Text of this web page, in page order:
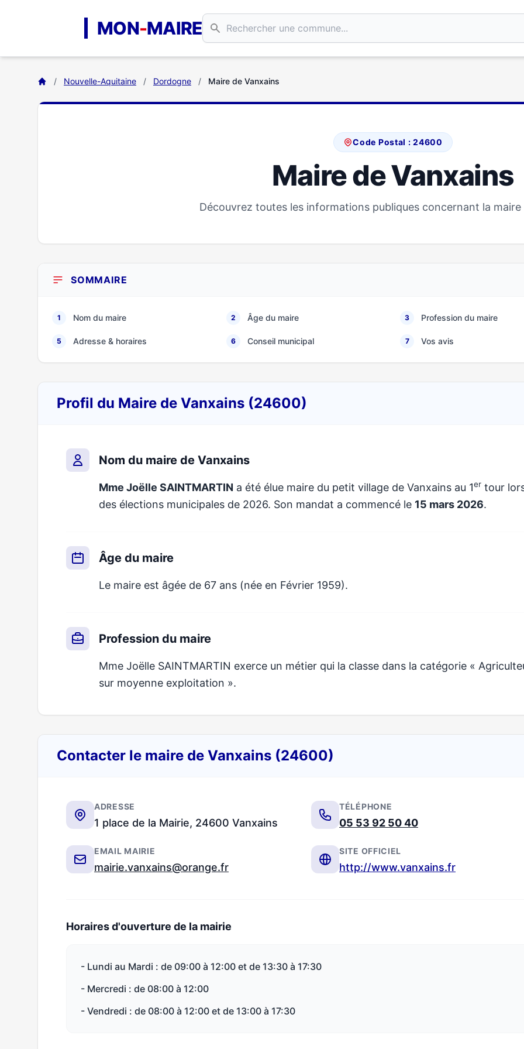
MON-MAIRE
/ Nouvelle-Aquitaine / Dordogne / Maire de Vanxains
Code Postal : 24600
Maire de Vanxains
Découvrez toutes les informations publiques concernant la maire
SOMMAIRE
1 Nom du maire 2 Âge du maire 3 Profession du maire
5 Adresse & horaires 6 Conseil municipal 7 Vos avis
Profil du Maire de Vanxains (24600)
Nom du maire de Vanxains
Mme Joëlle SAINTMARTIN a été élue maire du petit village de Vanxains au 1er tour
des élections municipales de 2026. Son mandat a commencé le 15 mars 2026.
Âge du maire
Le maire est âgée de 67 ans (née en Février 1959).
Profession du maire
Mme Joëlle SAINTMARTIN exerce un métier qui la classe dans la catégorie «
sur moyenne exploitation ».
Contacter le maire de Vanxains (24600)
ADRESSE
1 place de la Mairie, 24600 Vanxains
TÉLÉPHONE
05 53 92 50 40
EMAIL MAIRIE
mairie.vanxains@orange.fr
SITE OFFICIEL
http://www.vanxains.fr
Horaires d'ouverture de la mairie
- Lundi au Mardi : de 09:00 à 12:00 et de 13:30 à 17:30
- Mercredi : de 08:00 à 12:00
- Vendredi : de 08:00 à 12:00 et de 13:00 à 17:30